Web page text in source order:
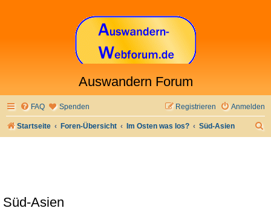
Auswandern Forum
FAQ Spenden Anmelden
Registrieren
Startseite Foren-Übersicht Im Osten was los? Süd-Asien
Süd-Asien